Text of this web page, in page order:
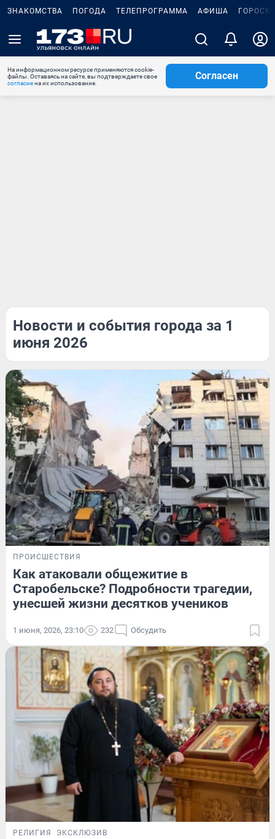
ЗНАКОМСТВА ПОГОДА ТЕЛЕПРОГРАММА АФИША
На информационном ресурсе применяются cookie-
файлы. Оставаясь на сайте, вы подтверждаете свое
согласиена их использование.
Согласен
Новости и события города за 1
июня 2026
ПРОИСШЕСТВИЯ
Как атаковали общежитие в
Старобельске? Подробности трагедии,
унесшей жизни десятков учеников
1 июня, 2026, 23:10 232 Обсудить
РЕЛИГИЯ ЭКСКЛЮЗИВ